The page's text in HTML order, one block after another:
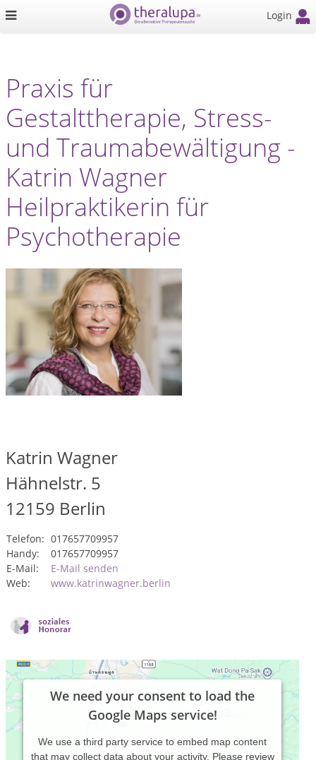
Login
Praxis für
Gestalttherapie, Stress-
und Traumabewältigung -
Katrin Wagner
Heilpraktikerin für
Psychotherapie
Katrin Wagner
Hähnelstr. 5
12159 Berlin
Telefon: 017657709957
Handy:
017657709957
E-Mail:
E-Mail senden
Web:
www.katrinwagner.berlin
We need your consent to load the
Google Maps service!
We use a third party service to embed map content
that may collect data about your activity. Please review